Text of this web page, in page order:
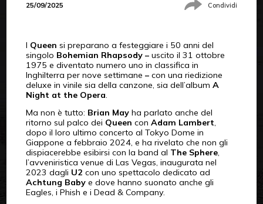
25/09/2025 Condividi
I Queen si preparano a festeggiare i 50 anni del
singolo Bohemian Rhapsody –uscito il 31 ottobre
1975 e diventato numero uno in classifica in
Inghilterra per nove settimane – con una riedizione
deluxe in vinile sia della canzone, sia dell’album A
Night at the Opera.
Ma non è tutto: Brian Mayha parlato anche del
ritorno sul palco dei Queen con Adam Lambert,
dopo il loro ultimo concerto al Tokyo Dome in
Giappone a febbraio 2024, e ha rivelato che non gli
dispiacerebbe esibirsi con la band al The Sphere,
l’avveniristica venue di Las Vegas, inaugurata nel
2023 dagli U2 con uno spettacolo dedicato ad
Achtung Babye dove hanno suonato anche gli
Eagles, i Phish e i Dead & Company.